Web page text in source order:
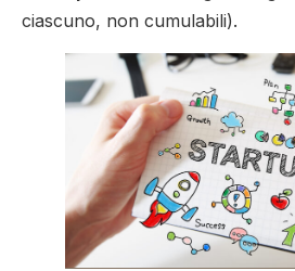
ciascuno, non cumulabili).